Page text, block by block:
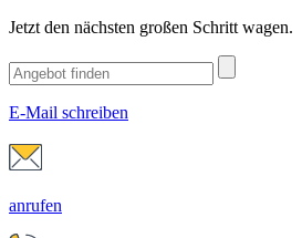
Jetzt den nächsten großen Schritt wagen.
E-Mail schreiben
anrufen